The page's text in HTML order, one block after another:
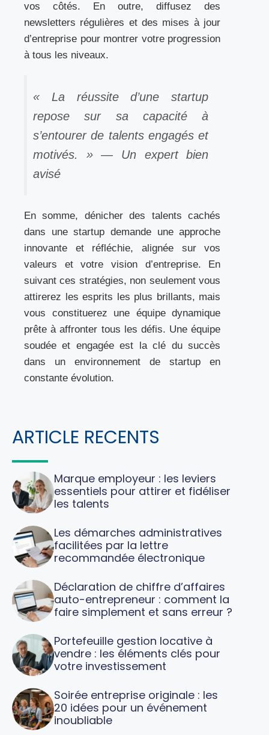
vos côtés. En outre, diffusez des
newsletters régulières et des mises à jour
d’entreprise pour montrer votre progression
à tous les niveaux.
« La réussite d’une startup
repose sur sa capacité à
s’entourer de talents engagés et
motivés. » — Un expert bien
avisé
En somme, dénicher des talents cachés
dans une startup demande une approche
innovante et réfléchie, alignée sur vos
valeurs et votre vision d’entreprise. En
suivant ces stratégies, non seulement vous
attirerez les esprits les plus brillants, mais
vous constituerez une équipe dynamique
prête à affronter tous les défis. Une équipe
soudée et engagée est la clé du succès
dans un environnement de startup en
constante évolution.
ARTICLE RECENTS
Marque employeur : les leviers
essentiels pour attirer et fidéliser
les talents
Les démarches administratives
facilitées par la lettre
recommandée électronique
Déclaration de chiffre d’affaires
auto-entrepreneur : comment la
faire simplement et sans erreur ?
Portefeuille gestion locative à
vendre : les éléments clés pour
votre investissement
Soirée entreprise originale : les
20 idées pour un événement
inoubliable